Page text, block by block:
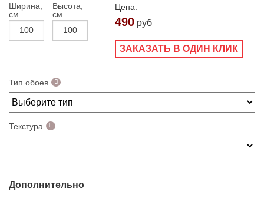
Ширина,
см.
Высота,
см.
Цена:
490 руб
ЗАКАЗАТЬ В ОДИН КЛИК
Тип обоев
Текстура
Дополнительно